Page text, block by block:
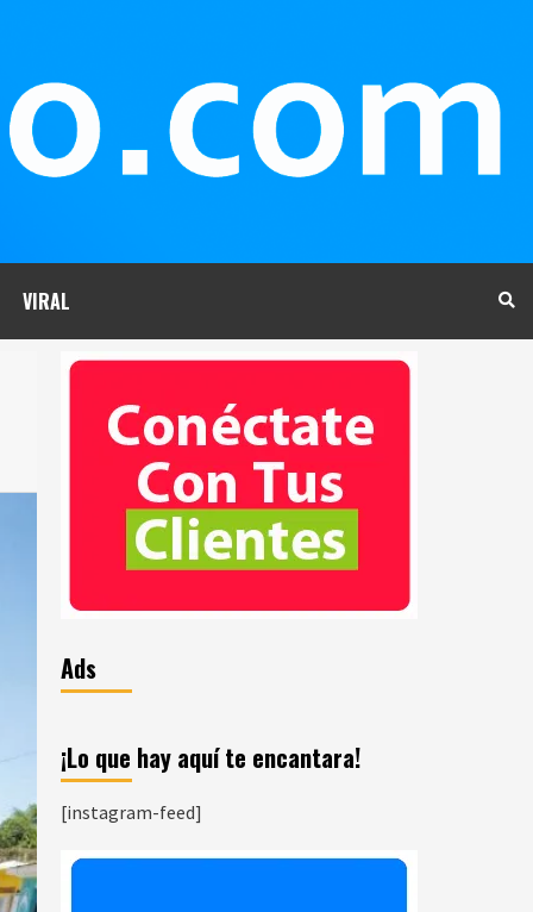
VIRAL
Ads
¡Lo que hay aquí te encantara!
[instagram-feed]